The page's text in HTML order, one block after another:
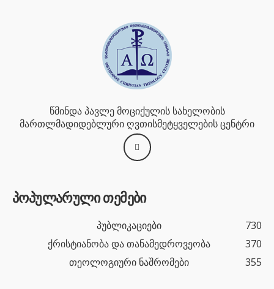
წმინდა პავლე მოციქულის სახელობის
მართლმადიდებლური ღვთისმეტყველების ცენტრი
პოპულარული თემები
პუბლიკაციები
730
ქრისტიანობა და თანამედროვეობა
370
თეოლოგიური ნაშრომები
355